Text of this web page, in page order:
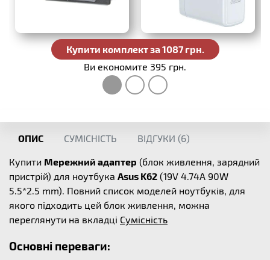
Купити комплект за 1087 грн.
Ви економите 395 грн.
ОПИС СУМІСНІСТЬ ВІДГУКИ (6)
Купити Мережний адаптер (блок живлення, зарядний
пристрій) для ноутбука Asus K62 (19V 4.74A 90W
5.5*2.5 mm). Повний список моделей ноутбуків, для
якого підходить цей блок живлення, можна
переглянути на вкладці Сумісність
Основні переваги: